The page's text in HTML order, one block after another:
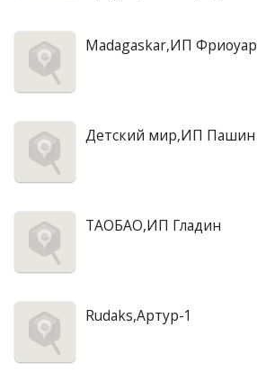
Madagaskar,ИП Фриоуар
Детский мир,ИП Пашин
ТАОБАО,ИП Гладин
Rudaks,Артур-1